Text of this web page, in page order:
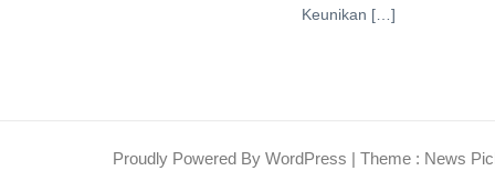
Keunikan […]
Proudly Powered By WordPress | Theme : News